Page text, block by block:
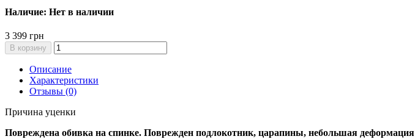
Наличие: Нет в наличии
3 399 грн
В корзину
Описание
Характеристики
Отзывы (0)
Причина уценки
Повреждена обивка на спинке. Поврежден подлокотник, царапины, небольшая деформация